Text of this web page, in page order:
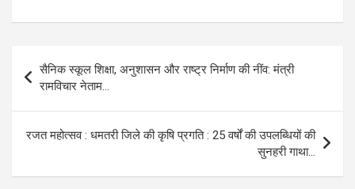
ce
b
o
o
k
se
n
g
er
at
A
p
p
e
a
m
ail py
Li
n
k
ar
e
Post
navigation
सैनिक स्कूल शिक्षा, अनुशासन और राष्ट्र निर्माण की नींव: मंत्री
रामविचार नेताम…
रजत महोत्सव : धमतरी जिले की कृषि प्रगति : 25 वर्षों की उपलब्धियों की
सुनहरी गाथा…